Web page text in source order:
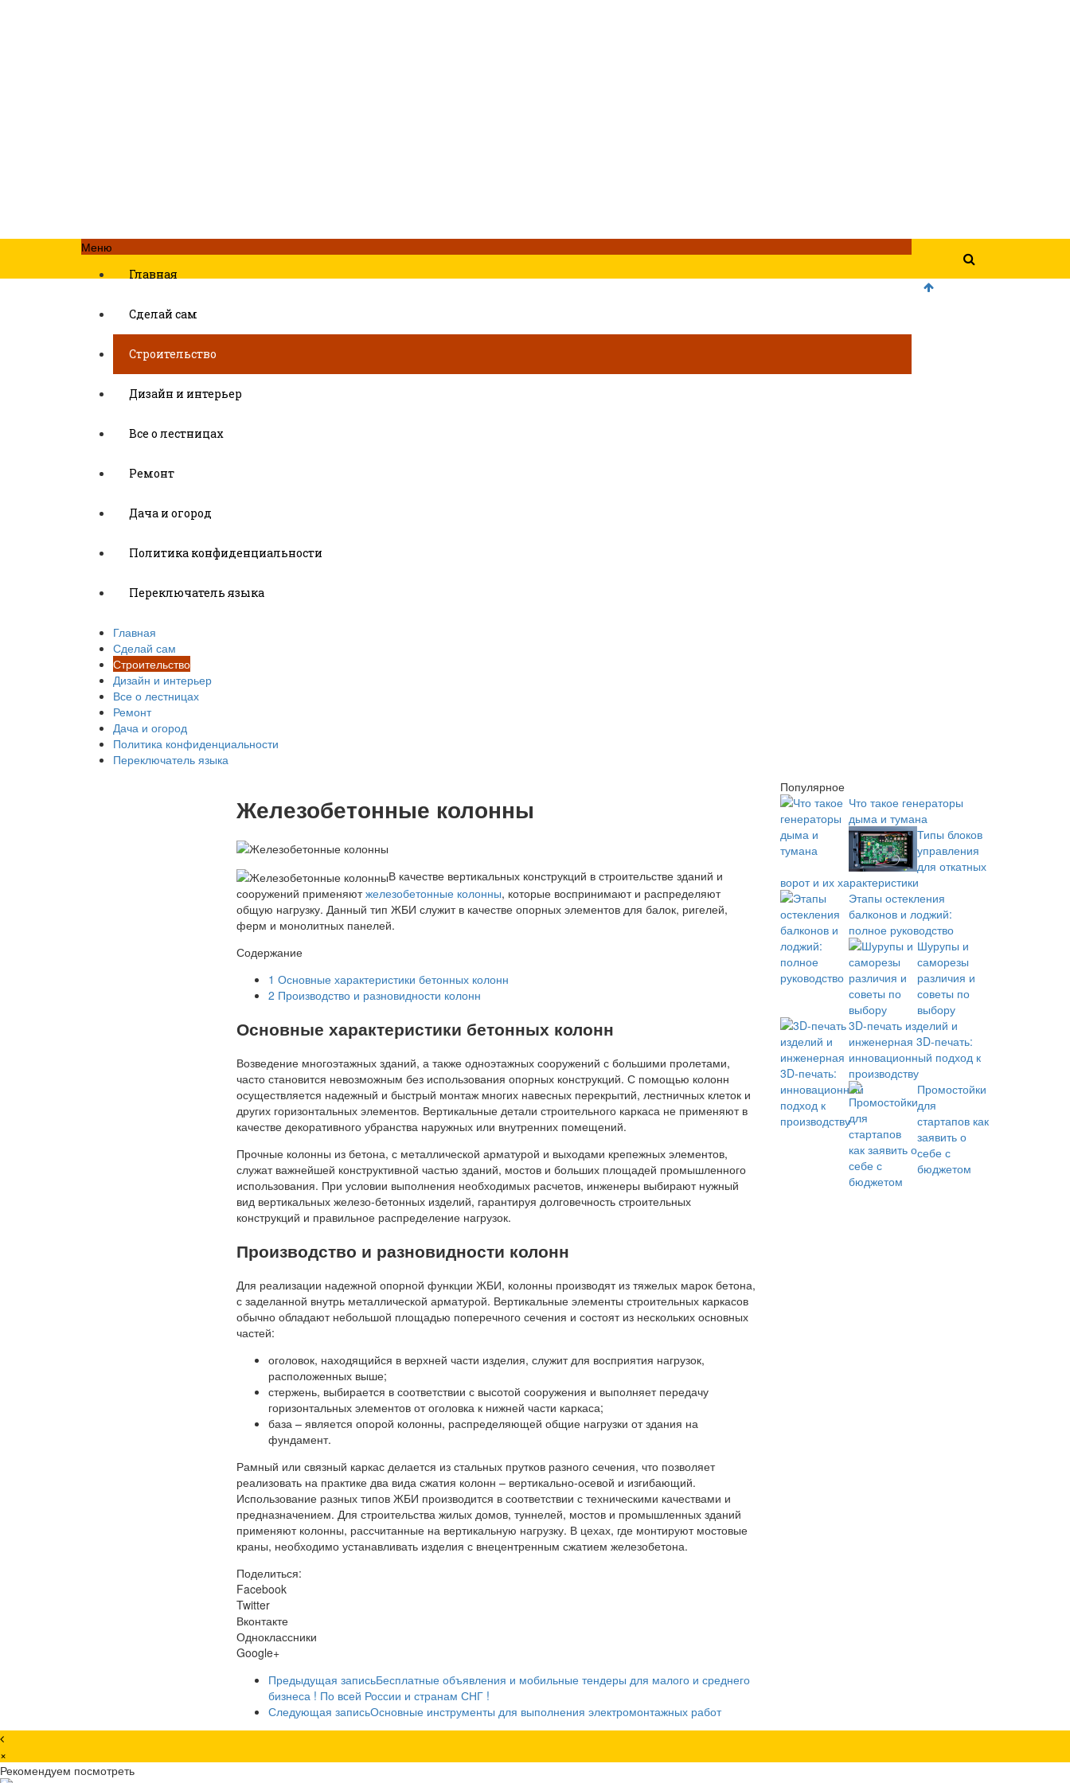
Меню
Главная
Сделай сам
Строительство
Дизайн и интерьер
Все о лестницах
Ремонт
Дача и огород
Политика конфиденциальности
Переключатель языка
Главная
Сделай сам
Строительство
Дизайн и интерьер
Все о лестницах
Ремонт
Дача и огород
Политика конфиденциальности
Переключатель языка
Железобетонные колонны
В качестве вертикальных конструкций в строительстве зданий и
сооружений применяютжелезобетонные колонны, которые воспринимают и распределяют
общую нагрузку. Данный тип ЖБИ служит в качестве опорных элементов для балок, ригелей,
ферм и монолитных панелей.
Содержание
1 Основные характеристики бетонных колонн
2 Производство и разновидности колонн
Основные характеристики бетонных колонн
Возведение многоэтажных зданий, а также одноэтажных сооружений с большими пролетами,
часто становится невозможным без использования опорных конструкций. С помощью колонн
осуществляется надежный и быстрый монтаж многих навесных перекрытий, лестничных клеток и
других горизонтальных элементов. Вертикальные детали строительного каркаса не применяют в
качестве декоративного убранства наружных или внутренних помещений.
Прочные колонны из бетона, с металлической арматурой и выходами крепежных элементов,
служат важнейшей конструктивной частью зданий, мостов и больших площадей промышленного
использования. При условии выполнения необходимых расчетов, инженеры выбирают нужный
вид вертикальных железо-бетонных изделий, гарантируя долговечность строительных
конструкций и правильное распределение нагрузок.
Производство и разновидности колонн
Для реализации надежной опорной функции ЖБИ, колонны производят из тяжелых марок бетона,
с заделанной внутрь металлической арматурой. Вертикальные элементы строительных каркасов
обычно обладают небольшой площадью поперечного сечения и состоят из нескольких основных
частей:
оголовок, находящийся в верхней части изделия, служит для восприятия нагрузок,
расположенных выше;
стержень, выбирается в соответствии с высотой сооружения и выполняет передачу
горизонтальных элементов от оголовка к нижней части каркаса;
база – является опорой колонны, распределяющей общие нагрузки от здания на
фундамент.
Рамный или связный каркас делается из стальных прутков разного сечения, что позволяет
реализовать на практике два вида сжатия колонн – вертикально-осевой и изгибающий.
Использование разных типов ЖБИ производится в соответствии с техническими качествами и
предназначением. Для строительства жилых домов, туннелей, мостов и промышленных зданий
применяют колонны, рассчитанные на вертикальную нагрузку. В цехах, где монтируют мостовые
краны, необходимо устанавливать изделия с внецентренным сжатием железобетона.
Поделиться:
Facebook
Twitter
Вконтакте
Одноклассники
Google+
Предыдущая записьБесплатные объявления и мобильные тендеры для малого и среднего
бизнеса ! По всей России и странам СНГ !
Следующая записьОсновные инструменты для выполнения электромонтажных работ
Популярное
Что такое генераторы
дыма и тумана
Типы блоков
управления
для откатных
ворот и их характеристики
Этапы остекления
балконов и лоджий:
полное руководство
Шурупы и
саморезы
различия и
советы по
выбору
3D-печать изделий и
инженерная 3D-печать:
инновационный подход к
производству
Промостойки
для
стартапов как
заявить о
себе с
бюджетом
×
Рекомендуем посмотреть